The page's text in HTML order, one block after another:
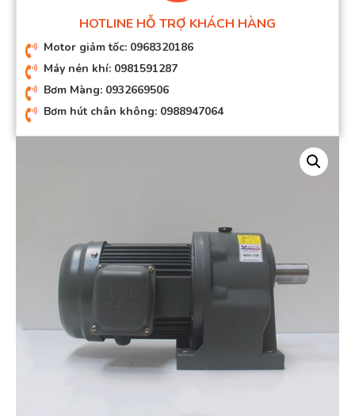
HOTLINE HỖ TRỢ KHÁCH HÀNG
Motor giảm tốc: 0968320186
Máy nén khí: 0981591287
Bơm Màng: 0932669506
Bơm hút chân không: 0988947064